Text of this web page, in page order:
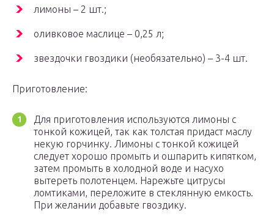
лимоны – 2 шт.;
оливковое маслице – 0,25 л;
звездочки гвоздики (необязательно) – 3-4 шт.
Приготовление:
Для приготовления используются лимоны с
тонкой кожицей, так как толстая придаст маслу
некую горчинку. Лимоны с тонкой кожицей
следует хорошо промыть и ошпарить кипятком,
затем промыть в холодной воде и насухо
вытереть полотенцем. Нарежьте цитрусы
ломтиками, переложите в стеклянную емкость.
При желании добавьте гвоздику.